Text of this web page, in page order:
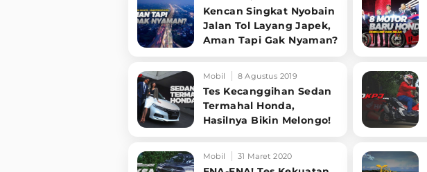
Kencan Singkat Nyobain
Jalan Tol Layang Japek,
Aman Tapi Gak Nyaman?
Mobil 8 Agustus 2019
Tes Kecanggihan Sedan
Termahal Honda,
Hasilnya Bikin Melongo!
Mobil 31 Maret 2020